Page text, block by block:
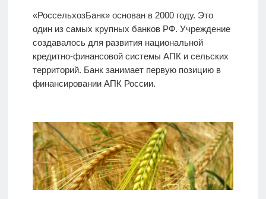
«РоссельхозБанк» основан в 2000 году. Это
один из самых крупных банков РФ. Учреждение
создавалось для развития национальной
кредитно-финансовой системы АПК и сельских
территорий. Банк занимает первую позицию в
финансировании АПК России.